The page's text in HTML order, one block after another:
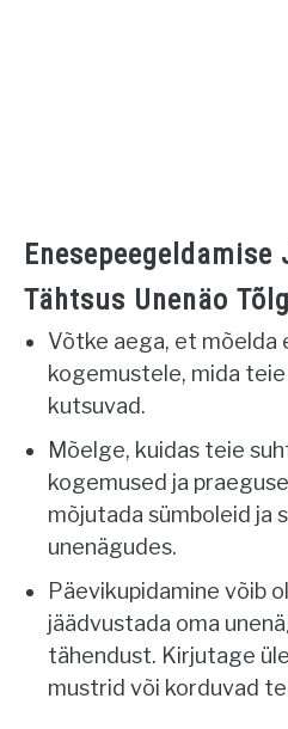
Tähtsus Unenäo
Võtke aega, et mõelda
kogemustele, mida
kutsuvad.
Mõelge, kuidas teie
kogemused ja
mõjutada sümboleid ja
unenägudes.
Päevikupidamine võib
jäädvustada oma
tähendust. Kirjutage
mustrid või korduvad